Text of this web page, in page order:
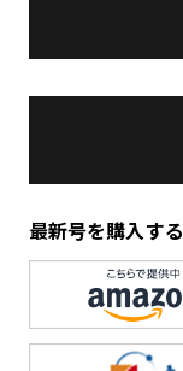
最新号を購入する